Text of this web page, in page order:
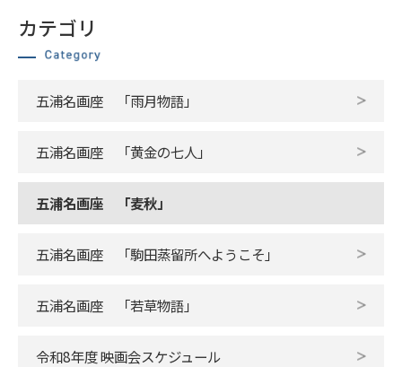
カテゴリ
五浦名画座 「雨月物語」
五浦名画座 「黄金の七人」
五浦名画座 「麦秋」
五浦名画座 「駒田蒸留所へようこそ」
五浦名画座 「若草物語」
令和8年度 映画会スケジュール